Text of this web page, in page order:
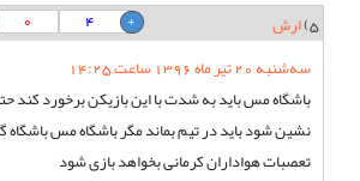
5) ارش 0
4
سه‌شنبه 20 تیر ماه 1396 ساعت 14:25
باشگاه مس باید به شدت با این بازیکن برخورد کند
نشین شود باید در تیم بماند مگر باشگاه مس
تعصبات هواداران کرمانی بخواهد بازی شود